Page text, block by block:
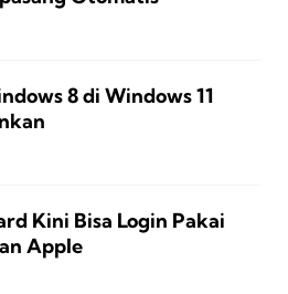
8 di Windows 11
Kini Bisa Login Pakai
Apple